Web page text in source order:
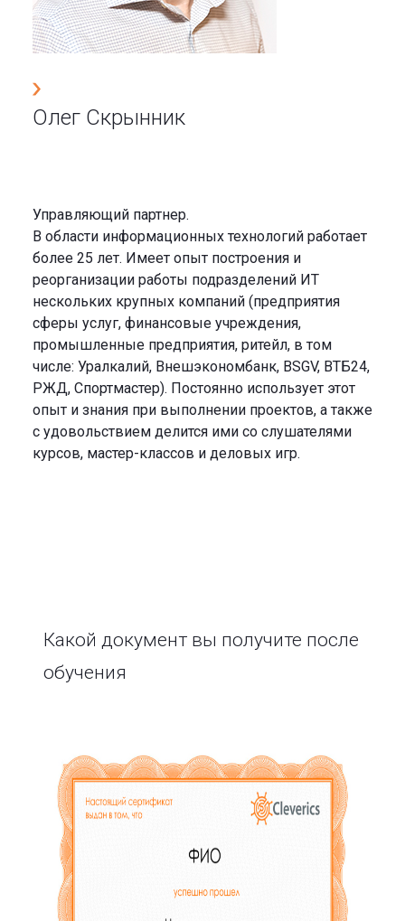
Олег Скрынник
Управляющий партнер.
В области информационных технологий работает
более 25 лет. Имеет опыт построения и
реорганизации работы подразделений ИТ
нескольких крупных компаний (предприятия
сферы услуг, финансовые учреждения,
промышленные предприятия, ритейл, в том
числе: Уралкалий, Внешэкономбанк, BSGV, ВТБ24,
РЖД, Спортмастер). Постоянно использует этот
опыт и знания при выполнении проектов, а также
с удовольствием делится ими со слушателями
курсов, мастер-классов и деловых игр.
Какой документ вы получите после
обучения